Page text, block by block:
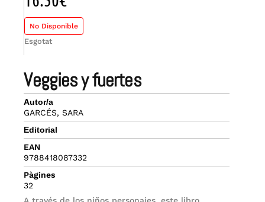
veggies y fuertes
Autor/a
GARCÉS, SARA
Editorial
EAN
9788418087332
Pàgines
32
A través de los niños personajes, este libro
No Disponible
Esgotat